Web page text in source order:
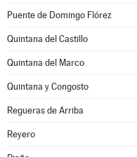
Puente de Domingo Flórez
Quintana del Castillo
Quintana del Marco
Quintana y Congosto
Regueras de Arriba
Reyero